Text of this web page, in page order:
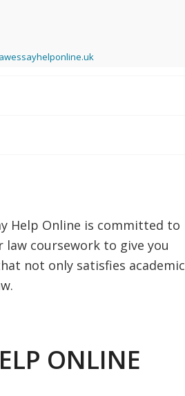
Help Online is committed to
law coursework to give you
not only satisfies academic
ONLINE